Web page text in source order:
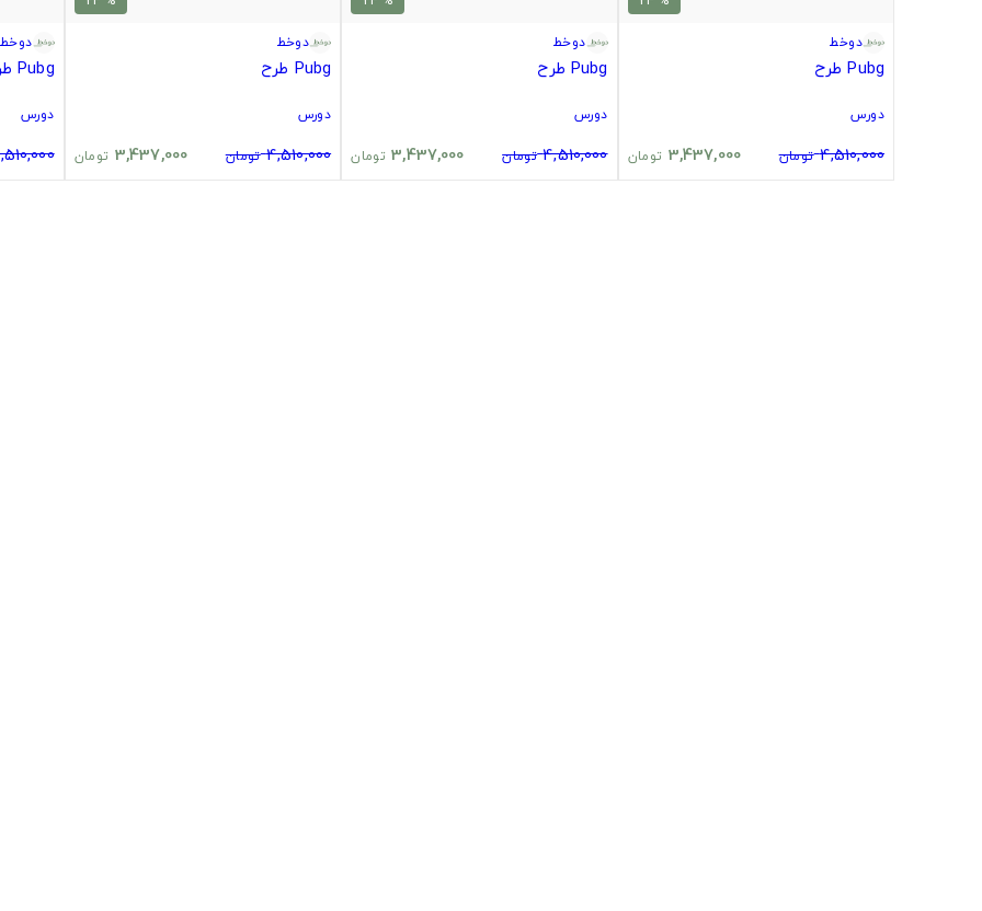
دوخط
Pubg طرح
دورس
4,510,000 تومان 3,437,000 تومان
دوخط
Pubg طرح
دورس
4,510,000 تومان 3,437,000 تومان
دوخط
Pubg طرح
دورس
4,510,000 تومان 3,437,000 تومان
دوخط
Pubg طرح چیکن دینر
دورس